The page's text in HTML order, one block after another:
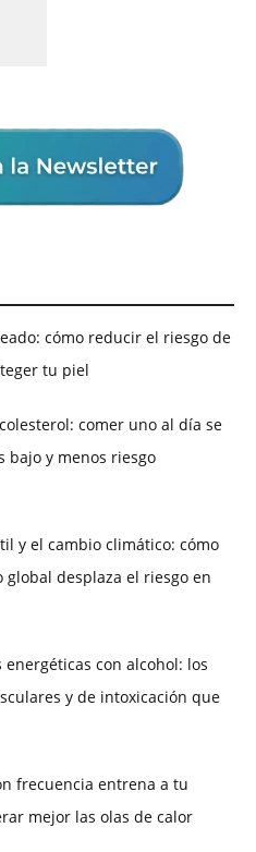
cómo reducir el riesgo de
tu piel
comer uno al día se
bajo y menos riesgo
y el cambio climático: cómo
desplaza el riesgo en
con alcohol: los
y de intoxicación que
frecuencia entrena a tu
mejor las olas de calor